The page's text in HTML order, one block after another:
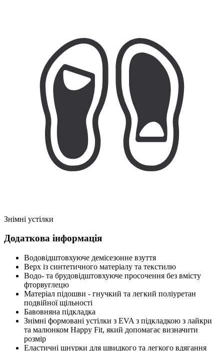
Знімні устілки
Додаткова інформація
Водовідштовхуюче демісезонне взуття
Верх із синтетичного матеріалу та текстилю
Водо- та брудовідштовхуюче просочення без вмісту
фторвуглецю
Матеріал підошви - гнучкий та легкий поліуретан
подвійної щільності
Бавовняна підкладка
Знімні формовані устілки з EVA з підкладкою з лайкри
та малюнком Happy Fit, який допомагає визначити
розмір
Еластичні шнурки для швидкого та легкого вдягання